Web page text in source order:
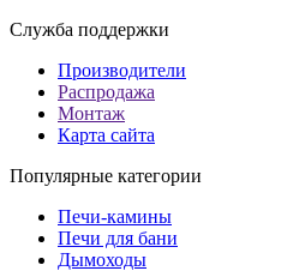
Служба поддержки
Производители
Распродажа
Монтаж
Карта сайта
Популярные категории
Печи-камины
Печи для бани
Дымоходы